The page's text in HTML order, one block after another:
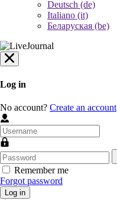
Deutsch (de)
Italiano (it)
Беларуская (be)
Log in
No account? Create an account
Remember me
Forgot password
Log in